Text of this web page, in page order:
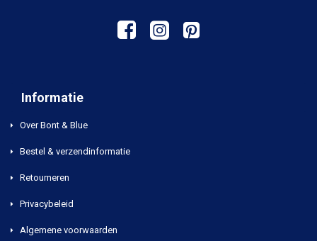
Informatie
Over Bont & Blue
Bestel & verzendinformatie
Retourneren
Privacybeleid
Algemene voorwaarden